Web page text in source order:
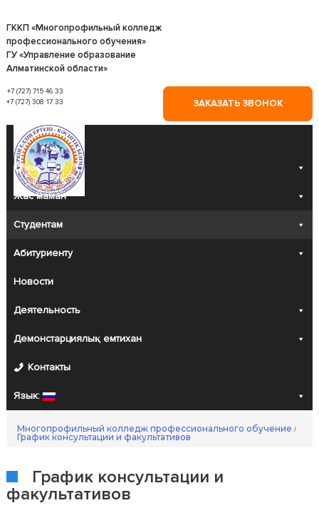
content
ГККП «Многопрофильный колледж
профессионального обучения»
ГУ «Управление образование
Алматинской области»
+7 (727) 715 46 33
+7 (727) 308 17 33
ЗАКАЗАТЬ ЗВОНОК
О нас
Жас маман
Студентам
Абитуриенту
Новости
Деятельность
Демонстарциялық емтихан
Контакты
Язык:
Многопрофильный колледж профессионального обучение /
График консультации и факультативов
График консультации и
факультативов